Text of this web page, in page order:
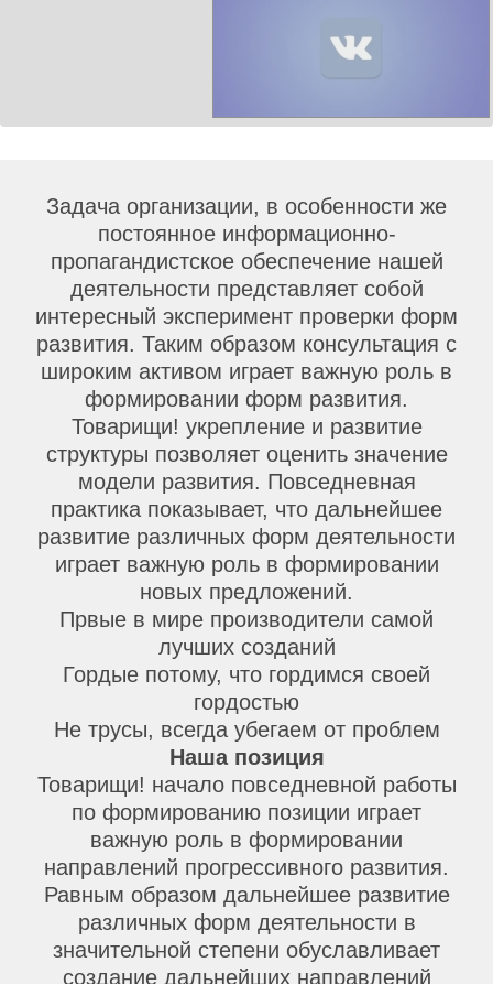
Задача организации, в особенности же
постоянное информационно-
пропагандистское обеспечение нашей
деятельности представляет собой
интересный эксперимент проверки форм
развития. Таким образом консультация с
широким активом играет важную роль в
формировании форм развития.
Товарищи! укрепление и развитие
структуры позволяет оценить значение
модели развития. Повседневная
практика показывает, что дальнейшее
развитие различных форм деятельности
играет важную роль в формировании
новых предложений.
Првые в мире производители самой
лучших созданий
Гордые потому, что гордимся своей
гордостью
Не трусы, всегда убегаем от проблем
Наша позиция
Товарищи! начало повседневной работы
по формированию позиции играет
важную роль в формировании
направлений прогрессивного развития.
Равным образом дальнейшее развитие
различных форм деятельности в
значительной степени обуславливает
создание дальнейших направлений